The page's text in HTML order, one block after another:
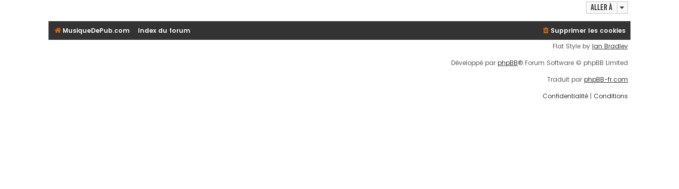
Aller à
MusiqueDePub.com Index du forum
Supprimer les cookies
Flat Style by Ian Bradley
Développé par phpBB® Forum Software © phpBB Limited
Traduit par phpBB-fr.com
Confidentialité | Conditions